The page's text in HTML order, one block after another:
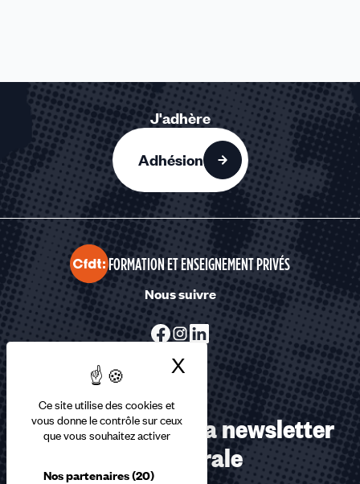
Ce site utilise des cookies et
vous donne le contrôle sur ceux
que vous souhaitez activer
Nos partenaires(20)
X Masquer le
J'adhère
Adhésion
FORMATION ET ENSEIGNEMENT PRIVÉS
Nous suivre
Abonnez-vous à la newsletter
confédérale